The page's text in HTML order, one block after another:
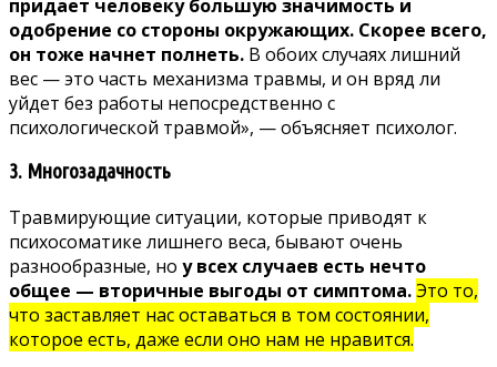
придает человеку большую значимость и
одобрение со стороны окружающих. Скорее всего,
он тоже начнет полнеть. В обоих случаях лишний
вес — это часть механизма травмы, и он вряд ли
уйдет без работы непосредственно с
психологической травмой», — объясняет психолог.
3. Многозадачность
Травмирующие ситуации, которые приводят к
психосоматике лишнего веса, бывают очень
разнообразные, но у всех случаев есть нечто
общее — вторичные выгоды от симптома.Это то,
что заставляет нас оставаться в том состоянии,
которое есть, даже если оно нам не нравится.